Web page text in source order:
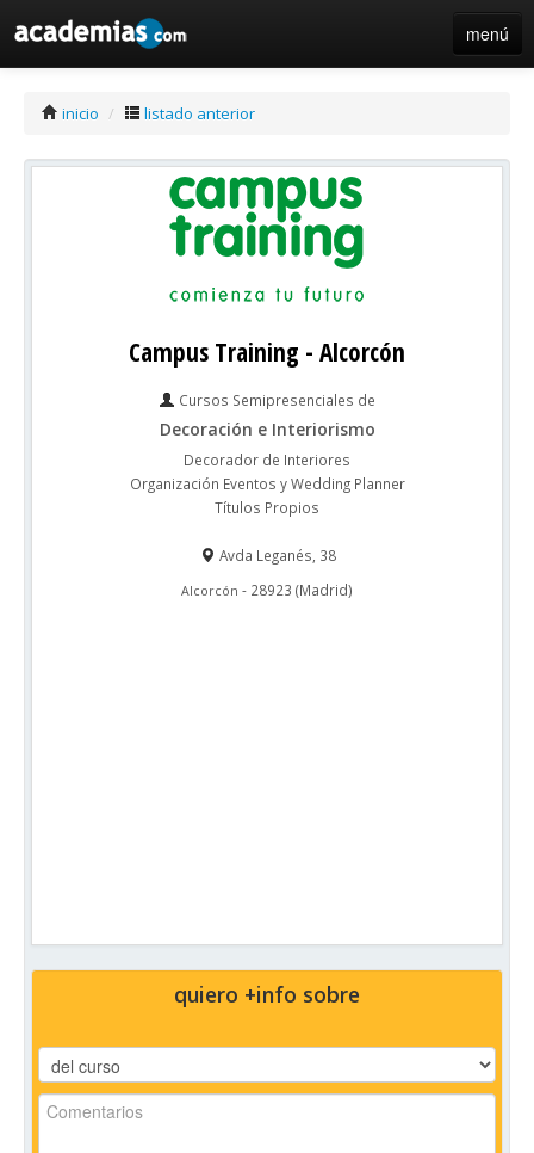
menú
inicio / listado anterior
Campus Training - Alcorcón
Cursos Semipresenciales de
Decoración e Interiorismo
Decorador de Interiores
Organización Eventos y Wedding Planner
Títulos Propios
Avda Leganés, 38
Alcorcón - 28923 (Madrid)
quiero +info sobre